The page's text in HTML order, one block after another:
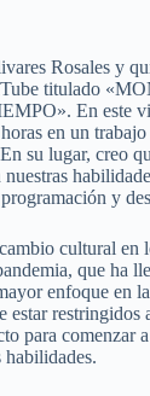
Rosales y
titulado
En este
en un trabajo
su lugar, creo
y
cultural en
que ha
enfoque en
estar
para comenzar
habilidades.